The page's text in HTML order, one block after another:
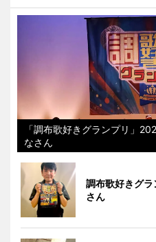
「調布歌好きグランプリ」
なさん
調布歌好きグ
さん